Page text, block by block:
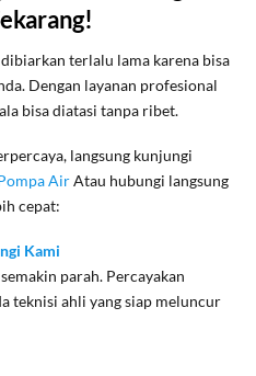
terlalu lama karena bisa
Dengan layanan profesional
bisa diatasi tanpa ribet.
langsung kunjungi
AirAtau hubungi langsung
cepat:
Kami
parah. Percayakan
teknisi ahli yang siap meluncur